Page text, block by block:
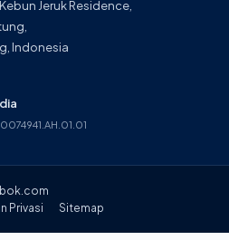
Jeruk Residence,
Indonesia
Privasi Sitemap